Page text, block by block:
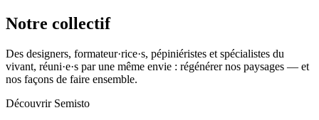
Notre collectif
Des designers, formateur·rice·s, pépiniéristes et spécialistes du
vivant, réuni·e·s par une même envie : régénérer nos paysages — et
nos façons de faire ensemble.
Découvrir Semisto